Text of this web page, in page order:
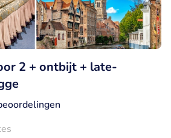
2 + ontbijt + late-